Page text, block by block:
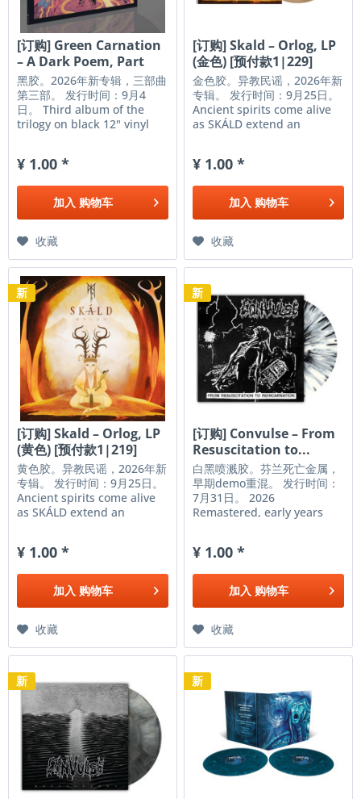
[订购] Green Carnation
– A Dark Poem, Part
III:...
黑胶。2026年新专辑，三部曲
第三部。 发行时间：9月4
日。 Third album of the
trilogy on black 12" vinyl
and deluxe double sided
insert with Pantone copper
print. First pressing 500
copies worldwide! Since
¥ 1.00 *
加入 购物车
收藏
[订购] Skald – Orlog, LP
(金色) [预付款1|229]
金色胶。异教民谣，2026年新
专辑。 发行时间：9月25日。
Ancient spirits come alive
as SKÁLD extend an
Ørlog, coming September
25, 2026, is their first
album via Napalm Records,
and it is our destiny. As
¥ 1.00 *
加入 购物车
收藏
新
[订购] Skald – Orlog, LP
(黄色) [预付款1|219]
黄色胶。异教民谣，2026年新
专辑。 发行时间：9月25日。
Ancient spirits come alive
as SKÁLD extend an
Ørlog, coming September
25, 2026, is their first
album via Napalm Records,
and it is our destiny. As
¥ 1.00 *
加入 购物车
收藏
新
[订购] Convulse – From
Resuscitation to...
白黑喷溅胶。芬兰死亡金属，
早期demo重混。 发行时间：
7月31日。 2026
Remastered, early years
Reincarnation - The Early
Years" presents Convulse's
transformation from the
straightforward death
diverse...
¥ 1.00 *
加入 购物车
收藏
新 新